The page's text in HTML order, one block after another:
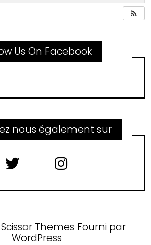
Us On Facebook
nous également sur
Scissor Themes Fourni par
WordPress